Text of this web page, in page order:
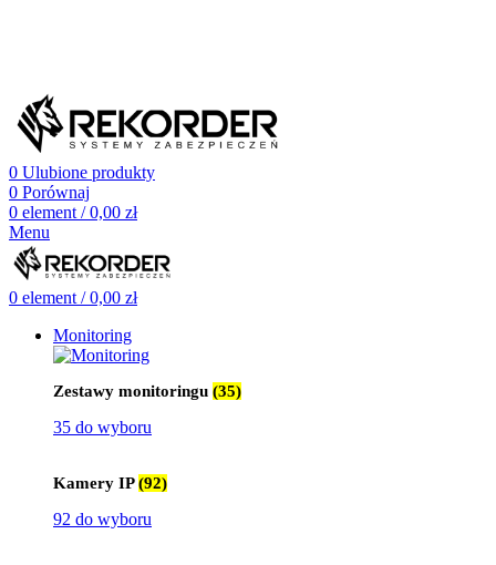
0 Ulubione produkty
0 Porównaj
0 element / 0,00 zł
Menu
0 element / 0,00 zł
Monitoring
Zestawy monitoringu (35)
35 do wyboru
Kamery IP(92)
92 do wyboru